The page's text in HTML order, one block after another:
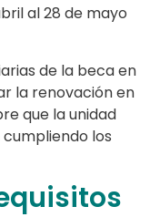
al 28 de mayo
de la beca en
la renovación en
que la unidad
los